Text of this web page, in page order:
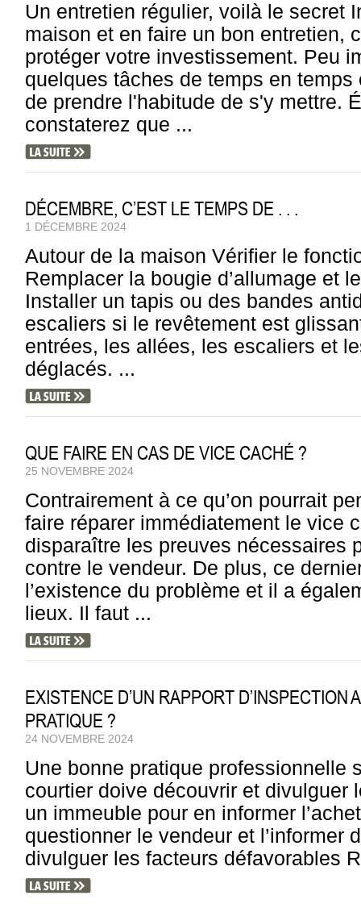
Un entretien régulier, voilà le secret
maison et en faire un bon entretien,
protéger votre investissement. Peu
quelques tâches de temps en
de prendre l'habitude de s'y mettre.
constaterez que ...
DÉCEMBRE, C’EST LE TEMPS DE . . .
1 DÉCEMBRE 2024
Autour de la maison Vérifier le
Remplacer la bougie d’allumage et
Installer un tapis ou des bandes
escaliers si le revêtement est
entrées, les allées, les escaliers et
déglacés. ...
QUE FAIRE EN CAS DE VICE CACHÉ ?
25 NOVEMBRE 2024
Contrairement à ce qu’on pourrait
faire réparer immédiatement le vice
disparaître les preuves nécessaires
contre le vendeur. De plus, ce
l’existence du problème et il a
lieux. Il faut ...
EXISTENCE D’UN RAPPORT
PRATIQUE ?
24 NOVEMBRE 2024
Une bonne pratique professionnelle
courtier doive découvrir et divulguer
un immeuble pour en informer
questionner le vendeur et l’informer
divulguer les facteurs défavorables